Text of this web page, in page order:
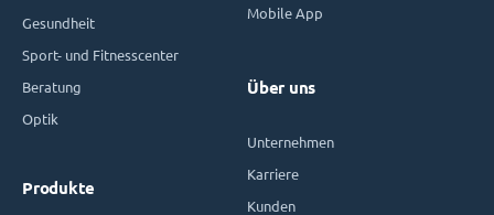
Gesundheit
Sport- und Fitnesscenter
Beratung
Optik
Produkte
Mobile App
Über uns
Unternehmen
Karriere
Kunden